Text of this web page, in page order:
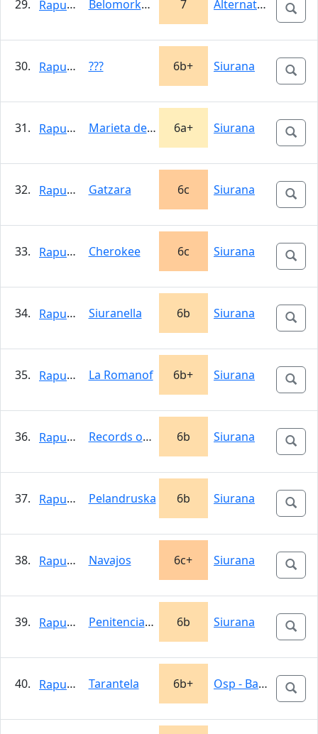
29. Rapunzel Belomorkanal 7 Alternatívna…
30. Rapunzel ??? 6b+ Siurana
31. Rapunzel Marieta de l´ull viu 6a+ Siurana
32. Rapunzel Gatzara 6c Siurana
33. Rapunzel Cherokee 6c Siurana
34. Rapunzel Siuranella 6b Siurana
35. Rapunzel La Romanof 6b+ Siurana
36. Rapunzel Records oblidats 6b Siurana
37. Rapunzel Pelandruska 6b Siurana
38. Rapunzel Navajos 6c+ Siurana
39. Rapunzel Penitenciagite 6b Siurana
40. Rapunzel Tarantela 6b+ Osp - Babna